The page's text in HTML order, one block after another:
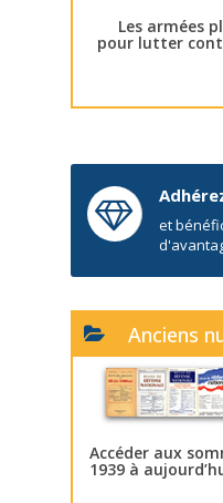
Les armées
pour lutter
et
Anciens
Accéder aux
1939 à